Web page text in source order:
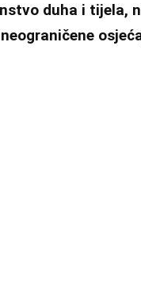
duha i tijela,